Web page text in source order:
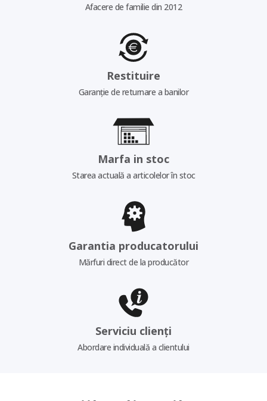
Afacere de familie din 2012
Restituire
Garanție de returnare a banilor
Marfa in stoc
Starea actuală a articolelor în stoc
Garantia producatorului
Mărfuri direct de la producător
Serviciu clienți
Abordare individuală a clientului